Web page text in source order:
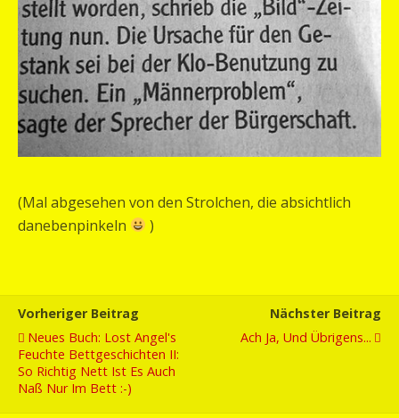
(Mal abgesehen von den Strolchen, die absichtlich
danebenpinkeln
)
Vorheriger Beitrag
Neues Buch: Lost Angel's
Feuchte Bettgeschichten II:
So Richtig Nett Ist Es Auch
Naß Nur Im Bett :-)
Nächster Beitrag
Ach Ja, Und Übrigens...